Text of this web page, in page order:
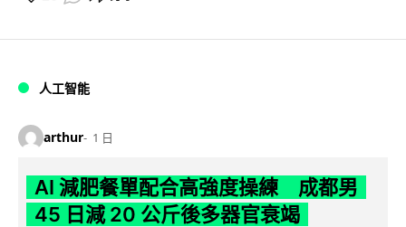
人工智能
arthur 1 日
AI 減肥餐單配合高強度操練 成都男
45 日減 20 公斤後多器官衰竭